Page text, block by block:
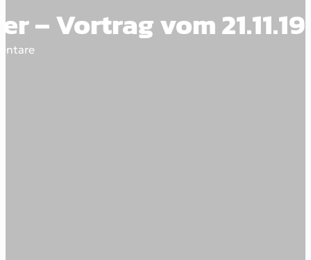
– Vortrag vom 21.11.19